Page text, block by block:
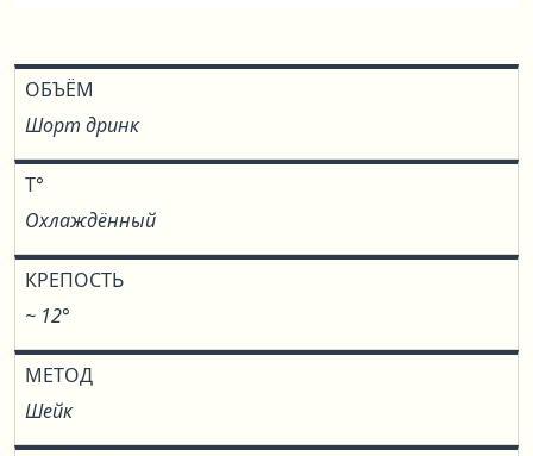
ОБЪЁМ
Шорт дринк
T°
Охлаждённый
КРЕПОСТЬ
~ 12°
МЕТОД
Шейк